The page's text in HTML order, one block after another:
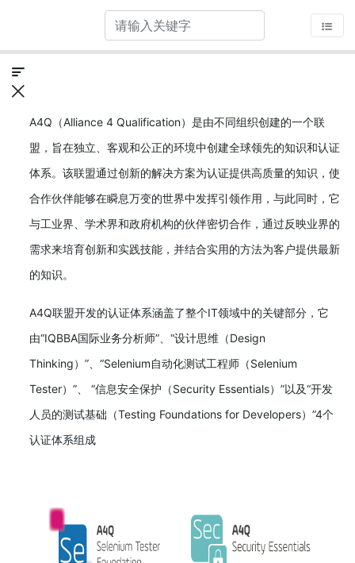
A4Q（Alliance 4 Qualification）是由不同组织创建的一个联
盟，旨在独立、客观和公正的环境中创建全球领先的知识和认证
体系。该联盟通过创新的解决方案为认证提供高质量的知识，使
合作伙伴能够在瞬息万变的世界中发挥引领作用，与此同时，它
与工业界、学术界和政府机构的伙伴密切合作，通过反映业界的
需求来培育创新和实践技能，并结合实用的方法为客户提供最新
的知识。
A4Q联盟开发的认证体系涵盖了整个IT领域中的关键部分，它
由“IQBBA国际业务分析师”、“设计思维（Design
Thinking）”、“Selenium自动化测试工程师（Selenium
Tester）”、 “信息安全保护（Security Essentials）”以及“开发
人员的测试基础（Testing Foundations for Developers）”4个
认证体系组成